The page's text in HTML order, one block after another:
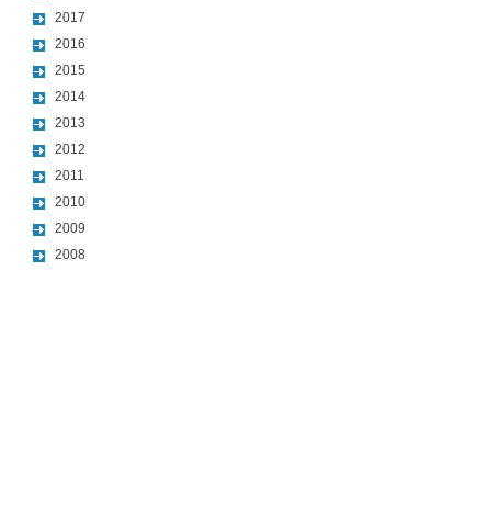
2017
2016
2015
2014
2013
2012
2011
2010
2009
2008